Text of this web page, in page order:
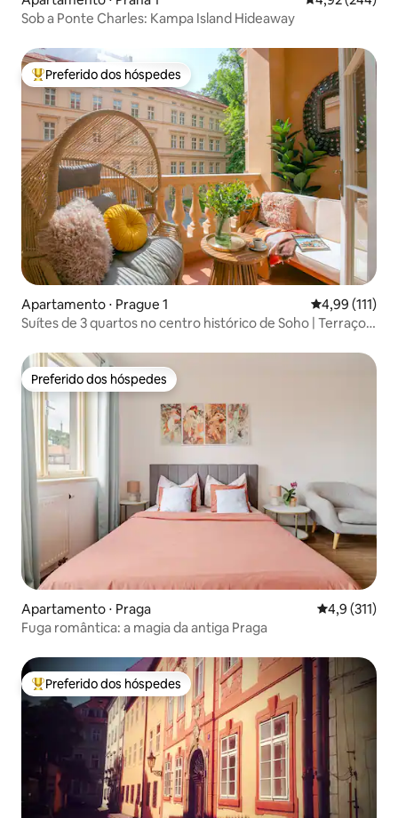
Sob a Ponte Charles: Kampa Island Hideaway
Entre os melhores preferidos dos hóspedes
Preferido dos hóspedes
Apartamento ⋅ Prague 1 4,99 de uma
4,99 (111)
Suítes de 3 quartos no centro histórico de Soho | Terraço
Preferido dos hóspedes
Preferido dos hóspedes
Apartamento ⋅ Praga 4,9 de uma
4,9 (311)
Fuga romântica: a magia da antiga Praga
Entre os melhores preferidos dos hóspedes
Preferido dos hóspedes